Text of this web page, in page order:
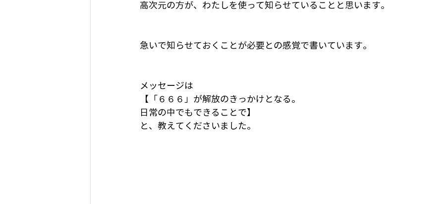
高次元の方が、わたしを使って知らせていることと思います。
急いで知らせておくことが必要との感覚で書いています。
メッセージは
【「６６６」が解放のきっかけとなる。
日常の中でもできることで】
と、教えてくださいました。